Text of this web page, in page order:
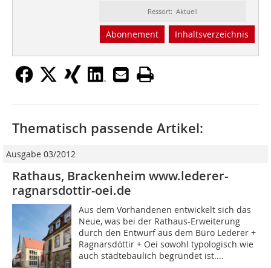
Ressort: Aktuell
Abonnement Inhaltsverzeichnis
Thematisch passende Artikel:
Ausgabe 03/2012
Rathaus, Brackenheim www.lederer-
ragnarsdottir-oei.de
Aus dem Vorhandenen entwickelt sich das
Neue, was bei der Rathaus-Erweiterung
durch den Entwurf aus dem Büro Lederer +
Ragnarsdóttir + Oei sowohl typologisch wie
auch städtebaulich begründet ist....